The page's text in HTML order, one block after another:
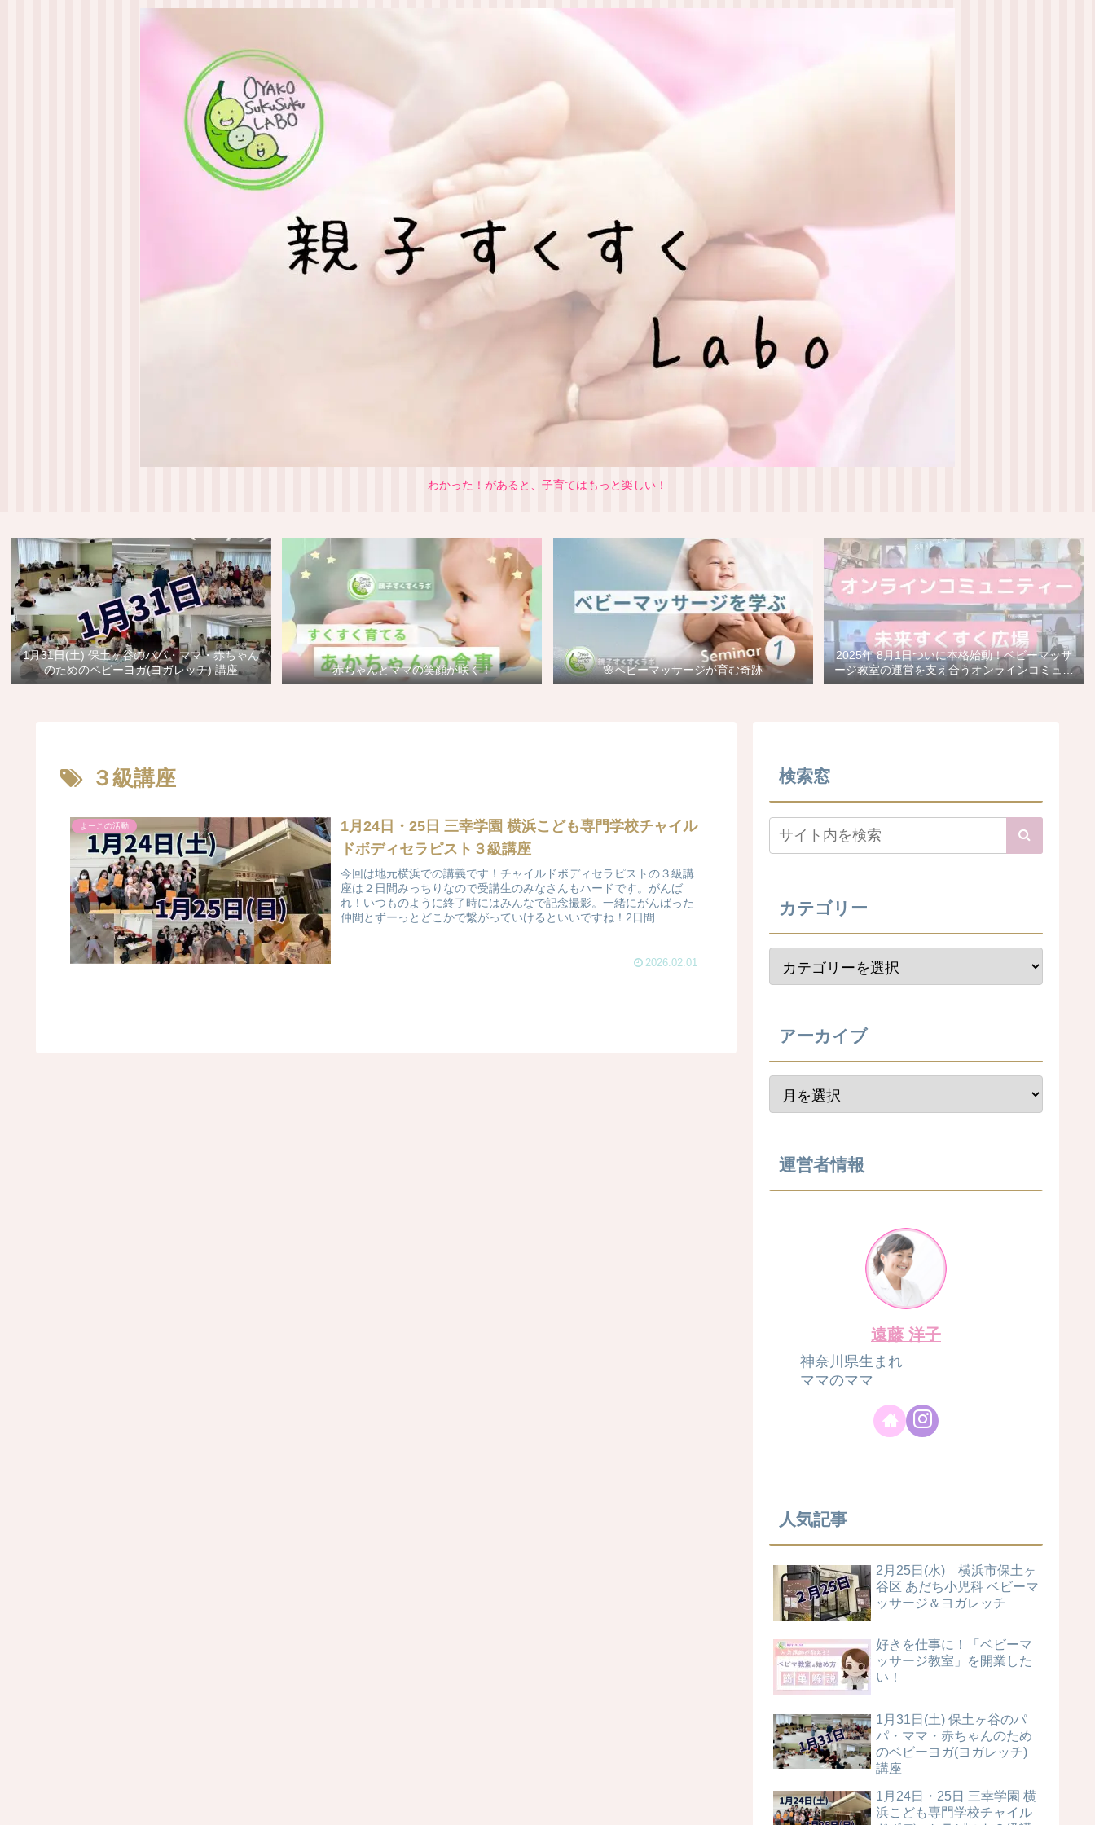
わかった！があると、子育てはもっと楽しい！
1月31日(土) 保土ヶ谷のパパ・ママ・赤ちゃん
のためのベビーヨガ(ヨガレッチ) 講座
赤ちゃんとママの笑顔が咲く！ 🌸ベビーマッサージが育む奇跡
2025年 8月1日ついに本格始動！ベビーマッサ
ージ教室の運営を支え合うオンラインコミュニ
ティ『未来すくすく広場』がスタート！
３級講座
よーこの活動
1月24日・25日 三幸学園 横浜こども専門学校チャイル
ドボディセラピスト３級講座
今回は地元横浜での講義です！チャイルドボディセラピストの３級講
座は２日間みっちりなので受講生のみなさんもハードです。がんば
れ！いつものように終了時にはみんなで記念撮影。一緒にがんばった
仲間とずーっとどこかで繋がっていけるといいですね！2日間...
2026.02.01
検索窓
カテゴリー
アーカイブ
運営者情報
遠藤 洋子
神奈川県生まれ
ママのママ
人気記事
2月25日(水) 横浜市保土ヶ
谷区 あだち小児科 ベビーマ
ッサージ＆ヨガレッチ
好きを仕事に！「ベビーマ
ッサージ教室」を開業した
い！
1月31日(土) 保土ヶ谷のパ
パ・ママ・赤ちゃんのため
のベビーヨガ(ヨガレッチ)
講座
1月24日・25日 三幸学園 横
浜こども専門学校チャイル